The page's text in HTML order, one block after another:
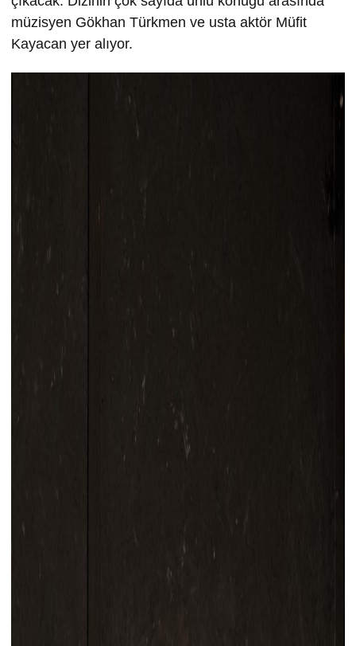
müzisyen Gökhan Türkmen ve usta aktör Müfit
Kayacan yer alıyor.